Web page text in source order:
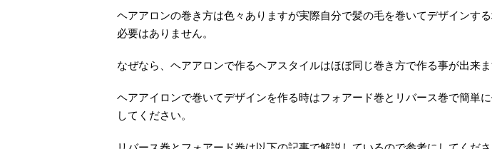
ヘアアロンの巻き方は色々ありますが実際自分で髪の毛を巻いてデザインす
必要はありません。
なぜなら、ヘアアロンで作るヘアスタイルはほぼ同じ巻き方で作る事が出来ま
ヘアアイロンで巻いてデザインを作る時はフォアード巻とリバース巻で簡単
してください。